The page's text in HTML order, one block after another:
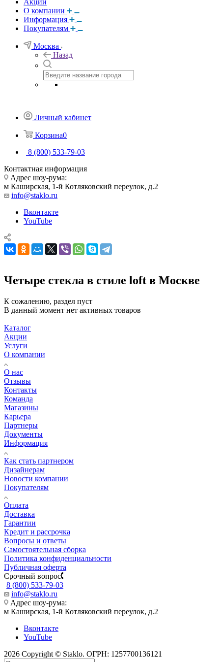
Акции
О компании
Информация
Покупателям
Москва
Назад
Личный кабинет
Корзина0
8 (800) 533-79-03
Контактная информация
Адрес шоу-рума:
м Каширская, 1-й Котляковский переулок, д.2
info@staklo.ru
Вконтакте
YouTube
Четыре стекла в стиле loft в Москве
К сожалению, раздел пуст
В данный момент нет активных товаров
Каталог
Акции
Услуги
О компании
О нас
Отзывы
Контакты
Команда
Магазины
Карьера
Партнеры
Документы
Информация
Как стать партнером
Дизайнерам
Новости компании
Покупателям
Оплата
Доставка
Гарантии
Кредит и рассрочка
Вопросы и ответы
Самостоятельная сборка
Политика конфиденциальности
Публичная оферта
Срочный вопрос
8 (800) 533-79-03
info@staklo.ru
Адрес шоу-рума:
м Каширская, 1-й Котляковский переулок, д.2
Вконтакте
YouTube
2026 Copyright © Staklo. ОГРН: 1257700136121